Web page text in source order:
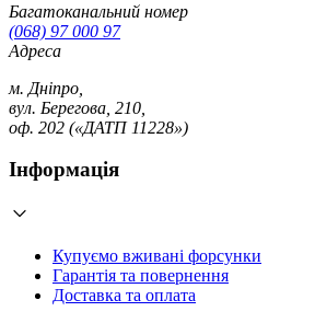
Багатоканальний номер
(068) 97 000 97
Адреса
м. Дніпро,
вул. Берегова, 210,
оф. 202 («ДАТП 11228»)
Інформація
Купуємо вживані форсунки
Гарантія та повернення
Доставка та оплата